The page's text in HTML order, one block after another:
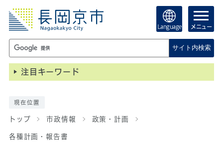
Language メニュー
サイト内検索
注目キーワード
現在位置
トップ 市政情報 政策・計画
各種計画・報告書